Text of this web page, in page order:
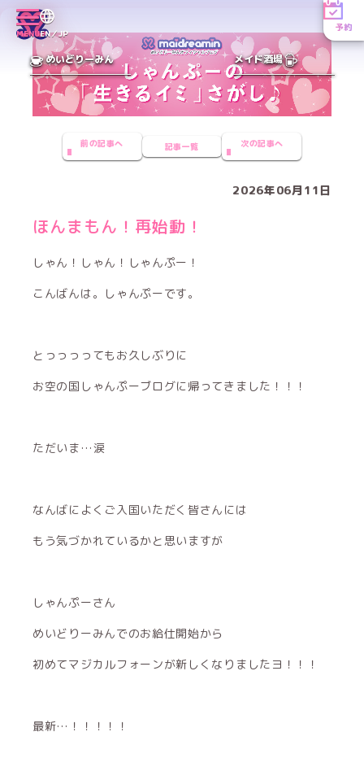
MENUEN／JP
予約
めいどりーみん メイド酒場
前の記事へ 記事一覧 次の記事へ
2026年06月11日
ほんまもん！再始動！
しゃん！しゃん！しゃんぷー！
こんばんは。しゃんぷーです。
とっっっってもお久しぶりに
お空の国しゃんぷーブログに帰ってきました！！！
ただいま…涙
なんばによくご入国いただく皆さんには
もう気づかれているかと思いますが
しゃんぷーさん
めいどりーみんでのお給仕開始から
初めてマジカルフォーンが新しくなりましたヨ！！！
最新…！！！！！